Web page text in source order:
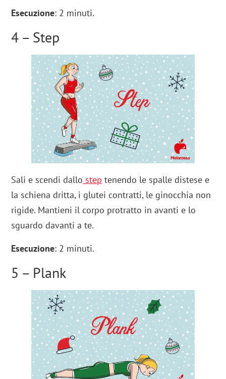
Esecuzione: 2 minuti.
4 – Step
Sali e scendi dallo step tenendo le spalle distese e
la schiena dritta, i glutei contratti, le ginocchia non
rigide. Mantieni il corpo protratto in avanti e lo
sguardo davanti a te.
Esecuzione: 2 minuti.
5 – Plank